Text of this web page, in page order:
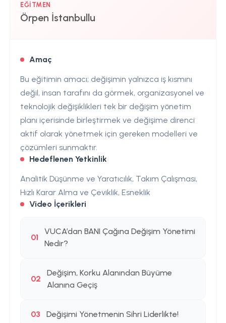
EĞITMEN
Örpen İstanbullu
Amaç
Bu eğitimin amacı; değişimin yalnızca iş kısmını
değil, insan tarafını da görmek, organizasyonel ve
teknolojik değişiklikleri tek bir değişim yönetim
planı içerisinde birleştirmek ve değişime direnci
aktif olarak yönetmek için gereken modelleri ve
çözümleri sunmaktır.
Hedeflenen Yetkinlik
Analitik Düşünme ve Yaratıcılık, Takım Çalışması,
Hızlı Karar Alma ve Çeviklik, Esneklik
Video İçerikleri
01
VUCA’dan BANI Çağına Değişim Yönetimi
Nedir?
02
Değişim, Korku Alanından Büyüme
Alanına Geçiş
03 Değişimi Yönetmenin Sihri Liderlikte!